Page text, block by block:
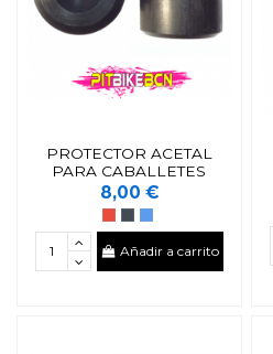
PROTECTOR ACETAL
PARA CABALLETES
8,00 €
Añadir a carrito